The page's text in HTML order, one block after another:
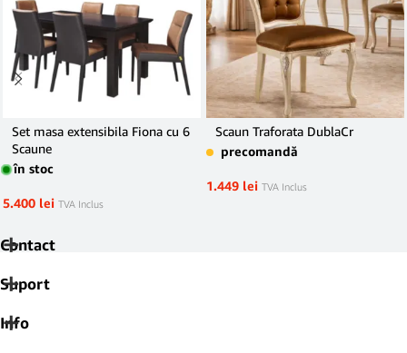
Set masa extensibila Fiona cu 6
Scaune
în stoc
5.400 lei TVA Inclus
Scaun Traforata DublaCr
precomandă
1.449 lei TVA Inclus
Contact
Suport
Info